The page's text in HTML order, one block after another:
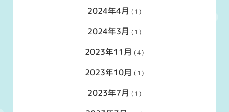
2024年4月 (1)
2024年3月 (1)
2023年11月 (4)
2023年10月 (1)
2023年7月 (1)